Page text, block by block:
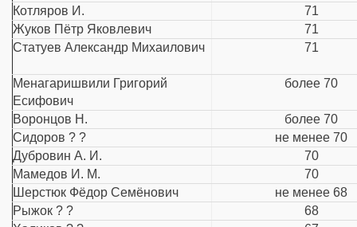
Котляров И.
71
Жуков Пётр Яковлевич
71
Статуев Александр Михаилович
71
Менагаришвили Григорий
Есифович
более 70
Воронцов Н.
более 70
Сидоров ? ?
не менее 70
Дубровин А. И.
70
Мамедов И. М.
70
Шерстюк Фёдор Семёнович
не менее 68
Рыжок ? ?
68